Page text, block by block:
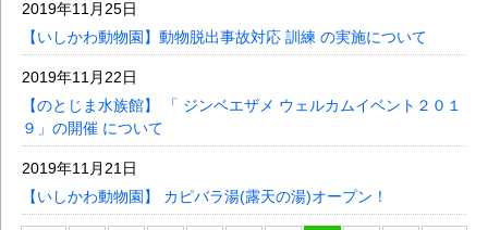
2019年11月25日
【いしかわ動物園】動物脱出事故対応 訓練 の実施について
2019年11月22日
【のとじま水族館】 「 ジンベエザメ ウェルカムイベント２０１
９」の開催 について
2019年11月21日
【いしかわ動物園】 カピバラ湯(露天の湯)オープン！